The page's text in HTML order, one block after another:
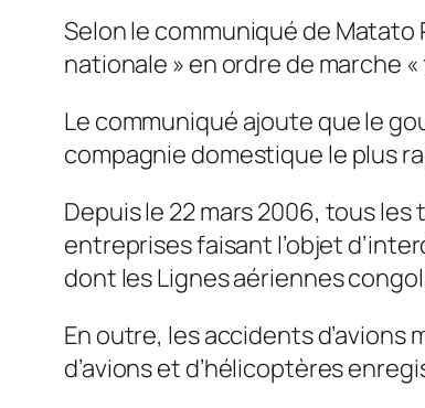
Selon le communiqué de Matato
nationale » en ordre de marche
Le communiqué ajoute que le
compagnie domestique le plus
Depuis le 22 mars 2006, tous
entreprises faisant l’objet
dont les Lignes aériennes
En outre, les accidents
d’avions et d’hélicoptères